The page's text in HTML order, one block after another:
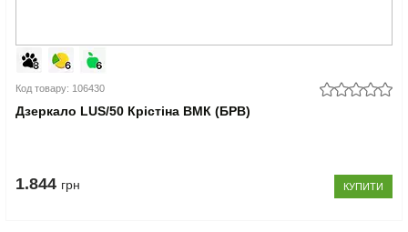
Код товару: 106430
Дзеркало LUS/50 Крістіна ВМК (БРВ)
1.844 грн КУПИТИ